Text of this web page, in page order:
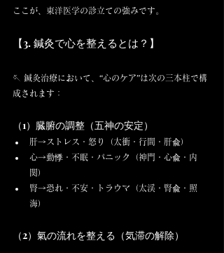
ここが、東洋医学の診立ての強みです。
【3. 鍼灸で心を整えるとは？】
🪡 鍼灸治療において、“心のケア”は次の三本柱で構
成されます：
（1）臓腑の調整（五神の安定）
肝→ストレス・怒り（太衝・行間・肝兪）
心→動悸・不眠・パニック（神門・心兪・内
関）
腎→恐れ・不安・トラウマ（太渓・腎兪・照
海）
（2）氣の流れを整える（気滞の解除）